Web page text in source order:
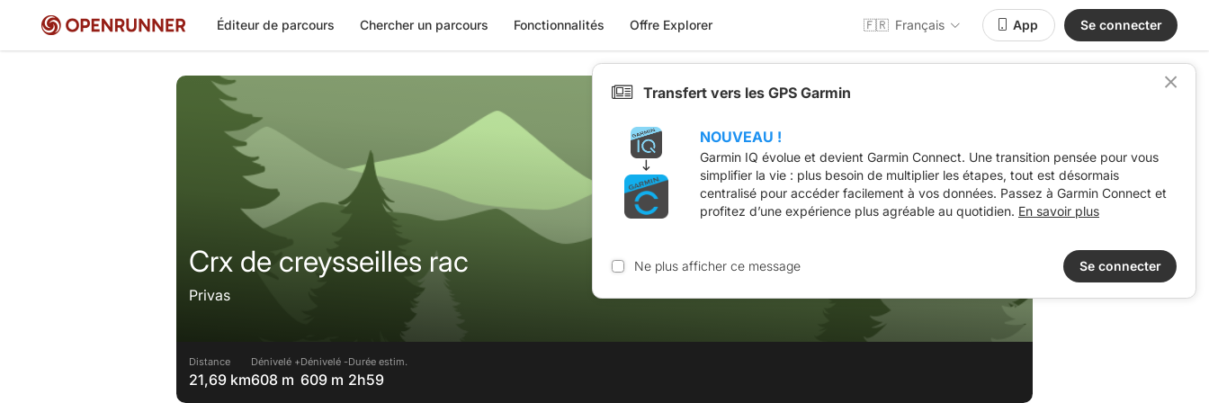
Éditeur de parcours Chercher un parcours Fonctionnalités Offre Explorer 🇫🇷 Français App Se connecter
Crx de creysseilles rac
Privas
Distance
21,69 km
Dénivelé +
608 m
Dénivelé -
609 m
Durée estim.
2h59
Transfert vers les GPS Garmin
NOUVEAU !
Garmin IQ évolue et devient Garmin Connect. Une transition pensée pour vous
simplifier la vie : plus besoin de multiplier les étapes, tout est désormais
centralisé pour accéder facilement à vos données. Passez à Garmin Connect et
profitez d’une expérience plus agréable au quotidien. En savoir plus
Ne plus afficher ce message Se connecter